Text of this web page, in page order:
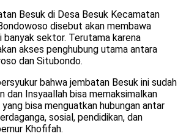
Besuk di Desa Besuk Kecamatan
disebut akan membawa
banyak sektor. Terutama karena
akses penghubung utama antara
dan Situbondo.
bahwa jembatan Besuk ini sudah
dan Insyaallah bisa memaksimalkan
bisa menguatkan hubungan antar
sosial, pendidikan, dan
Khofifah.